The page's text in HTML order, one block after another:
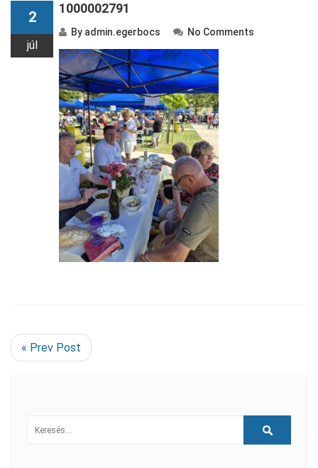
2
júl
1000002791
By admin.egerbocs No Comments
« Prev Post